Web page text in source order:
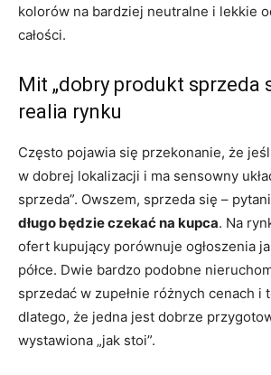
kolorów na bardziej neutralne i lekkie
całości.
Mit „dobry produkt sprzeda
realia rynku
Często pojawia się przekonanie, że
w dobrej lokalizacji i ma sensowny
sprzeda”. Owszem, sprzeda się –
długo będzie czekać na kupca. Na
ofert kupujący porównuje ogłoszenia
półce. Dwie bardzo podobne
sprzedać w zupełnie różnych cenach i
dlatego, że jedna jest dobrze
wystawiona „jak stoi”.